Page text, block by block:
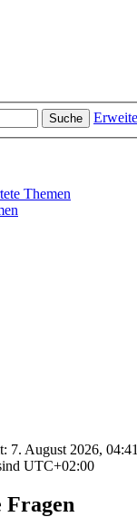
Suche
Themen
7. August 2026, 04:41
UTC+02:00
Fragen